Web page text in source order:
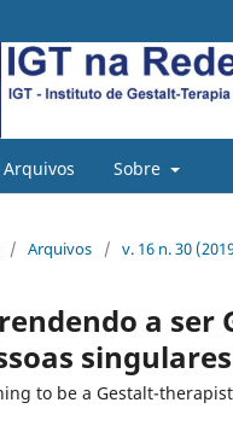
Arquivos Sobre
/ Arquivos / v. 16 n. 30
a ser
singulares
to be a Gestalt-